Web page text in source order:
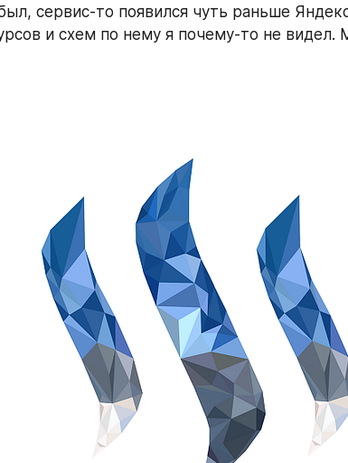
сервис-то появился чуть раньше
и схем по нему я почему-то не видел.